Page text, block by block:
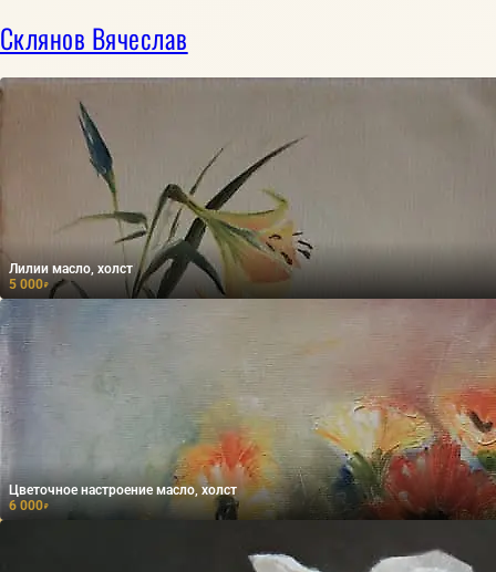
Склянов Вячеслав
Лилии масло, холст
5 000₽
Цветочное настроение масло, холст
6 000₽